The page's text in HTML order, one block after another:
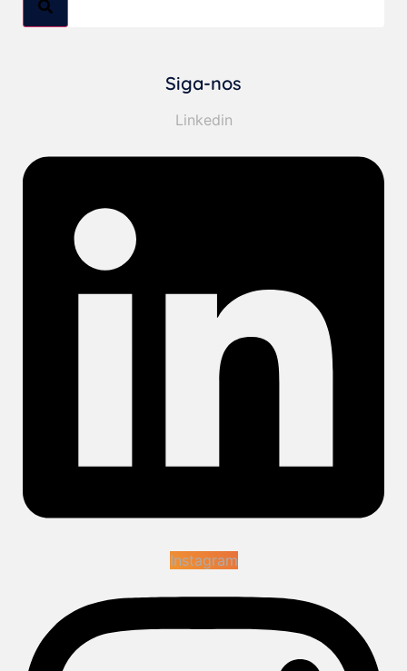
Siga-nos
Linkedin
Instagram